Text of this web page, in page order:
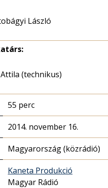
László
(technikus)
55 perc
2014. november 16.
Magyarország (közrádió)
Kaneta Produkció
Magyar Rádió